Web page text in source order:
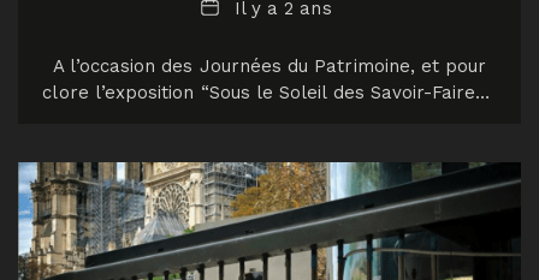
DateIl y a 2 ans
A l’occasion des Journées du Patrimoine, et pour
clore l’exposition “Sous le Soleil des Savoir-Faire…